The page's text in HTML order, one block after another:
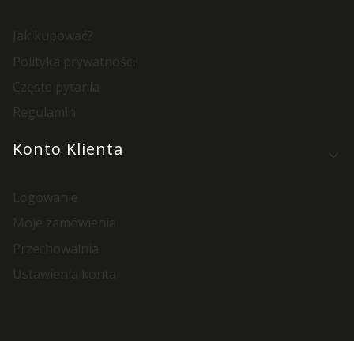
Jak kupować?
Polityka prywatności
Częste pytania
Regulamin
Konto Klienta
Logowanie
Moje zamówienia
Przechowalnia
Ustawienia konta